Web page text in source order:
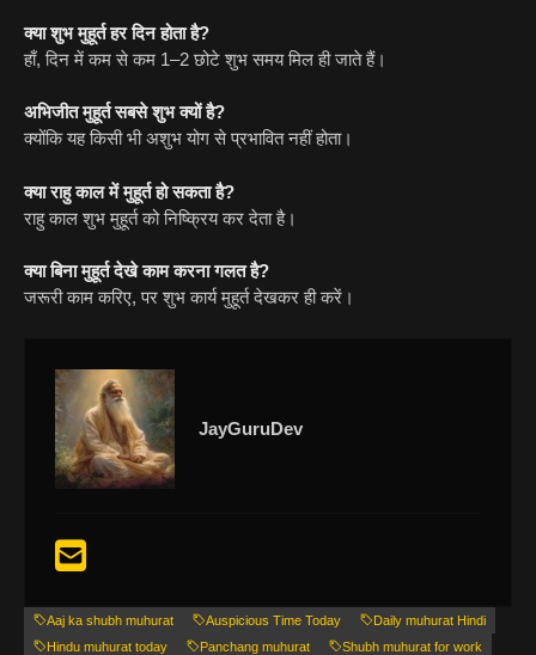
क्या शुभ मुहूर्त हर दिन होता है?
हाँ, दिन में कम से कम 1–2 छोटे शुभ समय मिल ही जाते हैं।
अभिजीत मुहूर्त सबसे शुभ क्यों है?
क्योंकि यह किसी भी अशुभ योग से प्रभावित नहीं होता।
क्या राहु काल में मुहूर्त हो सकता है?
राहु काल शुभ मुहूर्त को निष्क्रिय कर देता है।
क्या बिना मुहूर्त देखे काम करना गलत है?
जरूरी काम करिए, पर शुभ कार्य मुहूर्त देखकर ही करें।
JayGuruDev
Aaj ka shubh muhurat Auspicious Time Today
Daily muhurat Hindi
Hindu muhurat today
Panchang muhurat
Shubh muhurat for work